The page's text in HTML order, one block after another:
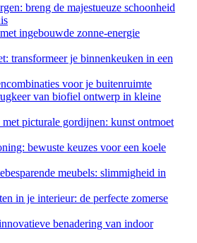
breng de majestueuze schoonheid
ingebouwde zonne-energie
transformeer je binnenkeuken in een
voor je buitenruimte
van biofiel ontwerp in kleine
picturale gordijnen: kunst ontmoet
bewuste keuzes voor een koele
meubels: slimmigheid in
in je interieur: de perfecte zomerse
benadering van indoor